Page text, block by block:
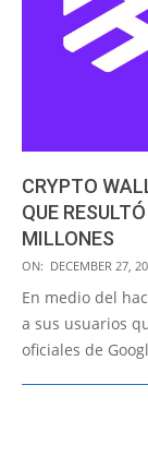
CRYPTO
QUE
MILLONES
2022-
12-
ON: DECEMBER 27,
En medio del
a sus usuarios
oficiales de